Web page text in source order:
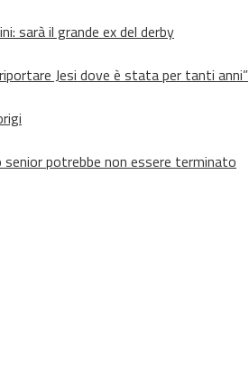
sarà il grande ex del derby
Jesi dove è stata per tanti anni”
potrebbe non essere terminato